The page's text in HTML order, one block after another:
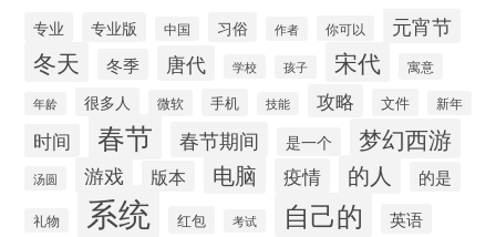
专业 专业版 中国 习俗 作者 你可以 元宵节
冬天 冬季 唐代 学校 孩子 宋代 寓意
年龄 很多人 微软 手机 技能 攻略 文件 新年
时间 春节 春节期间 是一个 梦幻西游
汤圆 游戏 版本 电脑 疫情 的人 的是
礼物 系统 红包 考试 自己的 英语